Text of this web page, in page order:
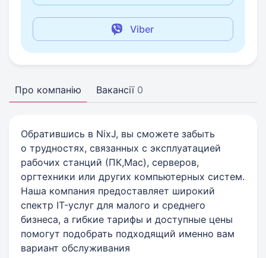
Viber
Про компанію Вакансії 0
Обратившись в NixJ, вы сможете забыть
о трудностях, связанных с эксплуатацией
рабочих станций (ПК,Mac), серверов,
оргтехники или других компьютерных систем.
Наша компания предоставляет широкий
спектр IT-услуг для малого и среднего
бизнеса, а гибкие тарифы и доступные цены
помогут подобрать подходящий именно вам
вариант обслуживания